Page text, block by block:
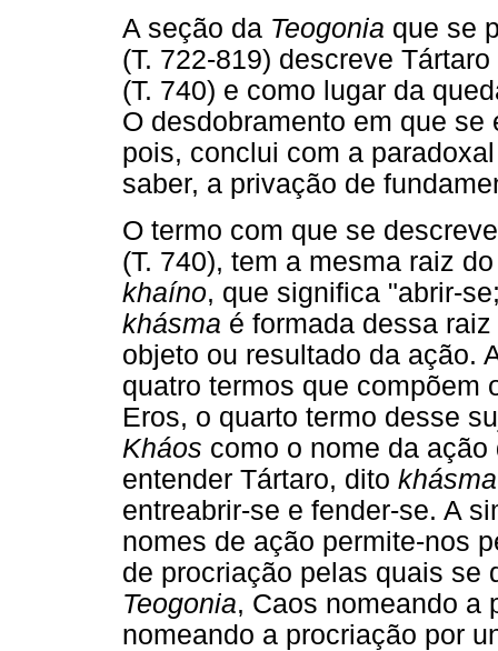
A seção da Teogonia que se
(T. 722-819) descreve
(T. 740) e como lugar da
O desdobramento em que
pois, conclui com a
saber, a privação de
O termo com que se
(T. 740), tem a mesma raiz
khaíno, que significa "abrir-
khásma é formada dessa
objeto ou resultado da ação.
quatro termos que compõem
Eros, o quarto termo desse
Kháos como o nome da
entender Tártaro, dito khásma
entreabrir-se e fender-se. A
nomes de ação permite-nos
de procriação pelas quais se
Teogonia, Caos nomeando a
nomeando a procriação por